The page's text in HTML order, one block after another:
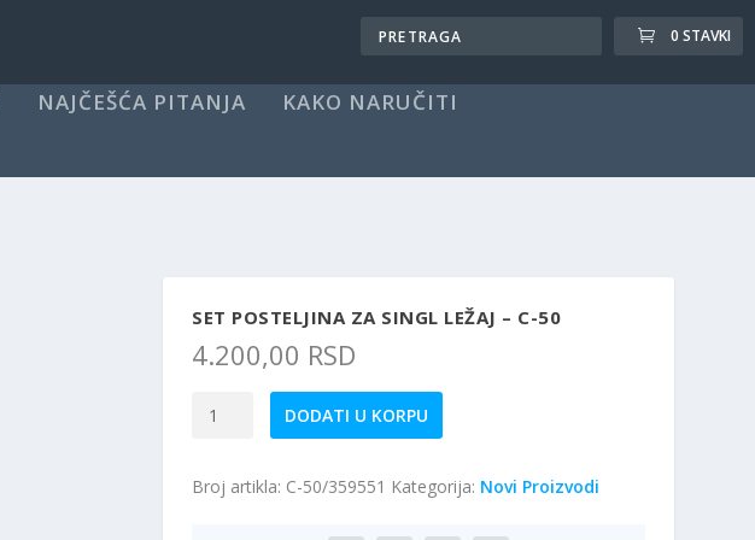
0 STAVKI
NAJČEŠĆA PITANJA KAKO NARUČITI
SET POSTELJINA ZA SINGL LEŽAJ – C-50
4.200,00 RSD
singl
DODATI U KORPU
Broj artikla: C-50/359551 Kategorija: Novi Proizvodi